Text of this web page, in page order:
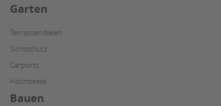
Garten
Terrassendielen
Sichtschutz
Carports
Hochbeete
Bauen